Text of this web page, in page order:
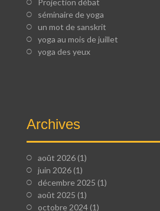
séminaire de yoga
un mot de sanskrit
yoga au mois de juillet
yoga des yeux
Archives
août 2026(1)
juin 2026(1)
décembre 2025 (1)
août 2025 (1)
octobre 2024(1)